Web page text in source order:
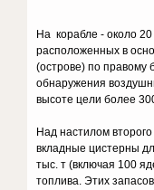
На корабле - около
расположенных в
(острове) по правому
обнаружения
высоте цели более
Над настилом
вкладные цистерны
тыс. т (включая 100
топлива. Этих